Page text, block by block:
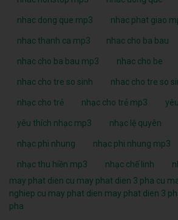
nhac dong que mp3 nhac phat giao
nhac thanh ca mp3 nhac cho ba bau
nhac cho ba bau mp3 nhac cho be
nhac cho tre so sinh nhac cho tre so
nhạc cho trẻ nhạc cho trẻ mp3
yêu thích nhạc mp3 nhạc lệ quyên
nhạc phi nhung nhạc phi nhung mp3
nhạc thu hiền mp3 nhạc chế linh
may phat dien cu may phat dien 3 pha cu
nghiep cu may phat dien may phat dien 3
pha